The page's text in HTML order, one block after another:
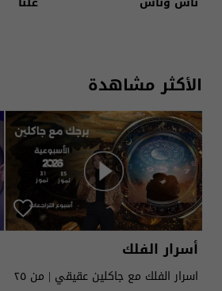
الأكثر مشاهدة
أسرار الفلك
اسرار الفلك مع جاكلين عقيقي | من ٢٥